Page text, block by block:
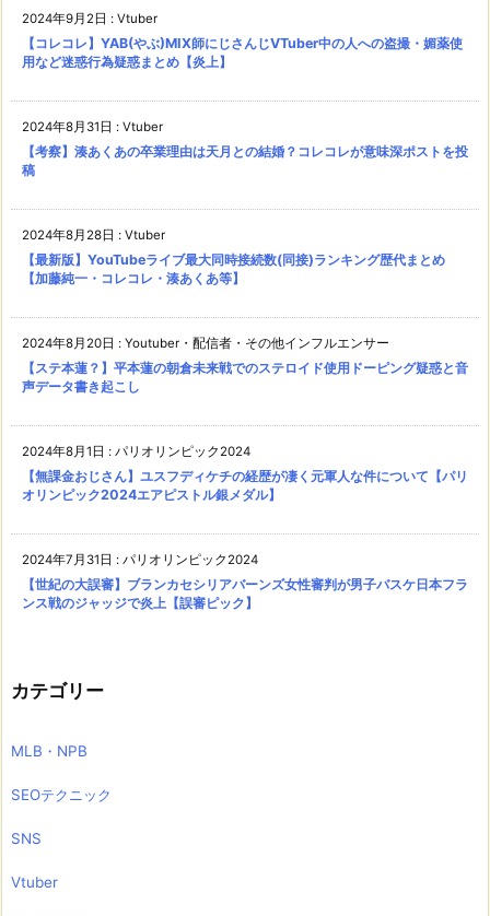
2024年9月2日 : Vtuber
【コレコレ】YAB(やぶ)MIX師にじさんじVTuber中の人への盗撮・媚薬使
用など迷惑行為疑惑まとめ【炎上】
2024年8月31日 : Vtuber
【考察】湊あくあの卒業理由は天月との結婚？コレコレが意味深ポストを投
稿
2024年8月28日 : Vtuber
【最新版】YouTubeライブ最大同時接続数(同接)ランキング歴代まとめ
【加藤純一・コレコレ・湊あくあ等】
2024年8月20日 : Youtuber・配信者・その他インフルエンサー
【ステ本蓮？】平本蓮の朝倉未来戦でのステロイド使用ドーピング疑惑と音
声データ書き起こし
2024年8月1日 : パリオリンピック2024
【無課金おじさん】ユスフディケチの経歴が凄く元軍人な件について【パリ
オリンピック2024エアピストル銀メダル】
2024年7月31日 : パリオリンピック2024
【世紀の大誤審】ブランカセシリアバーンズ女性審判が男子バスケ日本フラ
ンス戦のジャッジで炎上【誤審ピック】
カテゴリー
MLB・NPB
SEOテクニック
SNS
Vtuber